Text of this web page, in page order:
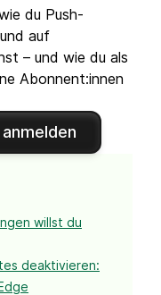
du Push-
und auf
– und wie du als
Abonnent:innen
willst du
deaktivieren: